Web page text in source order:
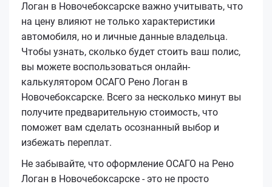
Логан в Новочебоксарске важно учитывать, что
на цену влияют не только характеристики
автомобиля, но и личные данные владельца.
Чтобы узнать, сколько будет стоить ваш полис,
вы можете воспользоваться онлайн-
калькулятором ОСАГО Рено Логан в
Новочебоксарске. Всего за несколько минут вы
получите предварительную стоимость, что
поможет вам сделать осознанный выбор и
избежать переплат.
Не забывайте, что оформление ОСАГО на Рено
Логан в Новочебоксарске - это не просто